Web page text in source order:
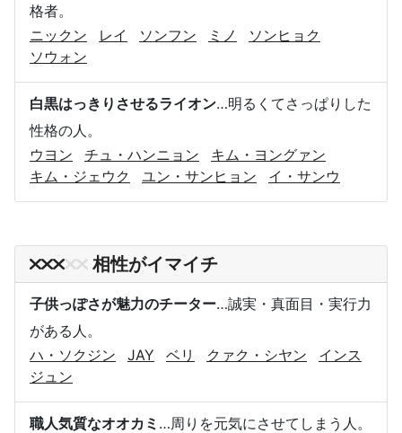
格者。
ニックン
レイ ソンフン ミノ
ソンヒョク
ソウォン
白黒はっきりさせるライオン…明るくてさっぱりした
性格の人。
ウヨン
チュ・ハンニョン
キム・ヨングァン
キム・ジェウク
ユン・サンヒョン イ・サンウ
相性がイマイチ
子供っぽさが魅力のチーター…誠実・真面目・実行力
がある人。
ハ・ソクジン
JAY ベリ クァク・シヤン
インス
ジュン
職人気質なオオカミ …周りを元気にさせてしまう人。